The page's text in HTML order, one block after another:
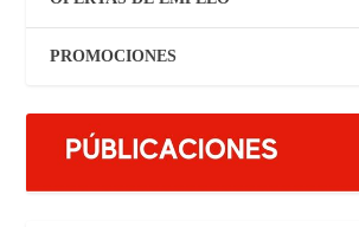
PROMOCIONES